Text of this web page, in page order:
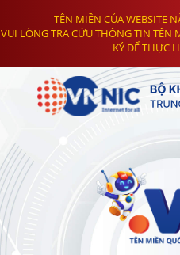
TÊN MIỀN CỦA WEBSITE
VUI LÒNG TRA CỨU THÔNG TIN TÊN
KÝ ĐỂ THỰC